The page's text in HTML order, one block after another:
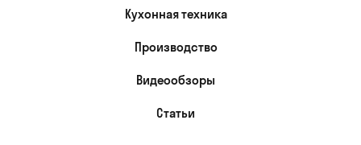
Кухонная техника
Производство
Видеообзоры
Статьи